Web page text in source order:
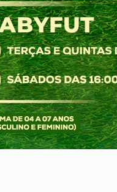
pena de Acir Gurgacz
Antônio Ocampo lança
a deputada federal do
200 porções de drogas
fundiária da
Empreendedora